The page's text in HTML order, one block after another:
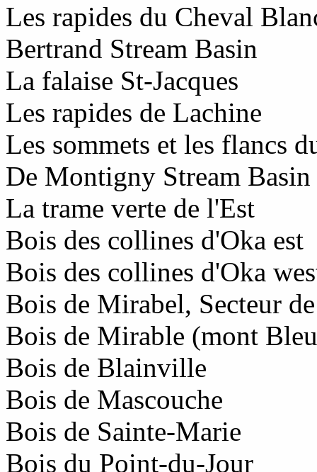
Les rapides du Cheval
Bertrand Stream Basin
La falaise St-Jacques
Les rapides de Lachine
Les sommets et les flancs
De Montigny Stream Basin
La trame verte de l'Est
Bois des collines d'Oka est
Bois des collines d'Oka
Bois de Mirabel, Secteur
Bois de Mirable (mont
Bois de Blainville
Bois de Mascouche
Bois de Sainte-Marie
Bois du Point-du-Jour